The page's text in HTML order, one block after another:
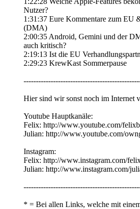
Nutzer?
1:31:37 Eure Kommentare zum EU
(DMA)
2:00:35 Android, Gemini und der
auch kritisch?
2:19:13 Ist die EU
2:29:23 KrewKast Sommerpause
Hier sind wir sonst noch im Internet
Youtube Hauptkanäle:
Felix: http://www.youtube.com/
Julian: http://www.youtube.com/
Instagram:
Felix: http://www.instagram.com/
Julian: http://www.instagram.com/
* = Bei allen Links, welche mit